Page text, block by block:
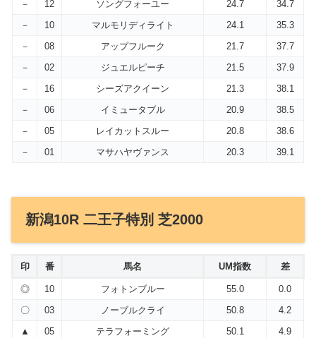
－ 12 ソングフォーユー 24.7
34.7
－
10 マルモリディライト 24.1
35.3
－
08 アップフルーク 21.7
37.7
－
02 ジュエルピーチ 21.5
37.9
－
16 シーズアクイーン 21.3
38.1
－
06 イミュータブル 20.9
38.5
－
05 レイカットスルー 20.8
38.6
－
01 マサハヤヴァンス 20.3 39.1
新潟10R 二王子特別 芝2000
印 番 馬名 UM指数 差
◎ 10 フォトンブルー 55.0
0.0
〇
03 ノーブルクライ 50.8
4.2
▲
05 テラフォーミング 50.1
4.9